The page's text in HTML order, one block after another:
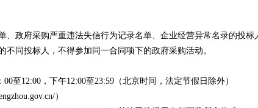
政府采购严重违法失信行为记录名单、企业经营异常名录的投标
同投标人，不得参加同一合同项下的政府采购活动。
至12:00，下午12:00至23:59（北京时间，法定节假日除外）
）